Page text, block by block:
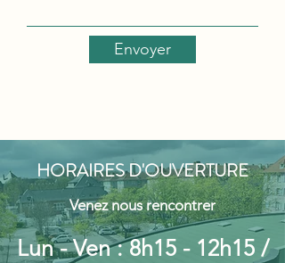
Envoyer
HORAIRES D'OUVERTURE
Venez nous rencontrer
Lun - Ven : 8h15 - 12h15 /